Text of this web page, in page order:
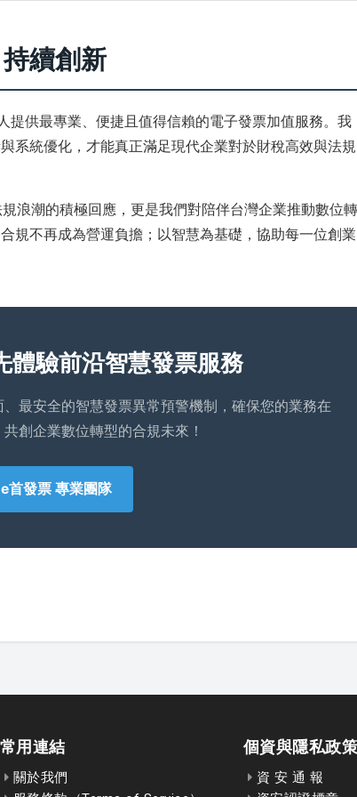
續創新
供最專業、便捷且值得信賴的電子發票加值服務。我
系統優化，才能真正滿足現代企業對於財稅高效與法規
浪潮的積極回應，更是我們對陪伴台灣企業推動數位
規不再成為營運負擔；以智慧為基礎，協助每一位創業
體驗前沿智慧發票服務
最安全的智慧發票異常預警機制，確保您的業務在
創企業數位轉型的合規未來！
首發票 專業團隊
常用連結
關於我們
個資與隱私政
資 安 通 報